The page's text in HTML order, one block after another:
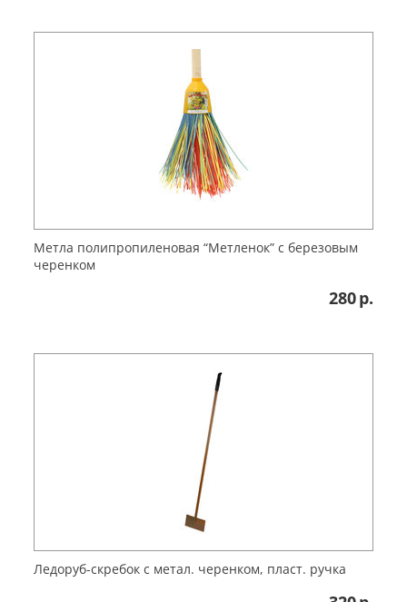
Метла полипропиленовая “Метленок” с березовым
черенком
280р.
Ледоруб-скребок с метал. черенком, пласт. ручка